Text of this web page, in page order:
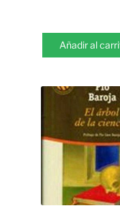
Añadir al